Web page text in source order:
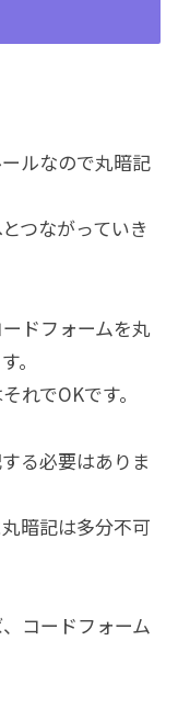
ルなので丸暗記
つながっていき
ドフォームを丸
。
れでOKです。
る必要はありま
暗記は多分不可
コードフォーム